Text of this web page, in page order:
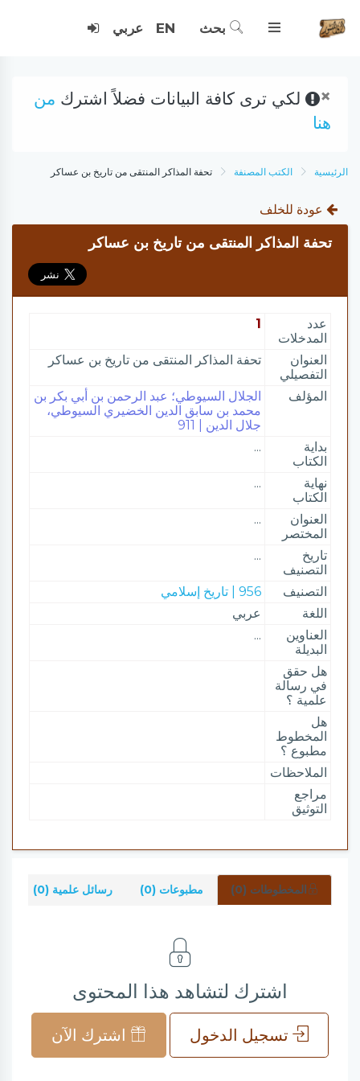
بحث EN عربي
× لكي ترى كافة البيانات فضلاً اشترك من
هنا
الرئيسية الكتب المصنفة تحفة المذاكر المنتقى من تاريخ بن عساكر
عودة للخلف
تحفة المذاكر المنتقى من تاريخ بن عساكر
عدد
المدخلات
1
العنوان
التفصيلي
تحفة المذاكر المنتقى من تاريخ بن عساكر
المؤلف
الجلال السيوطي؛ عبد الرحمن بن أبي بكر بن
محمد بن سابق الدين الخضيري السيوطي،
جلال الدين | 911
بداية
الكتاب
...
نهاية
الكتاب
...
العنوان
المختصر
...
تاريخ
التصنيف
...
التصنيف
956 | تاريخ إسلامي
اللغة
عربي
العناوين
البديلة
...
هل حقق
في رسالة
علمية ؟
هل
المخطوط
مطبوع ؟
الملاحظات
مراجع
التوثيق
المخطوطات (0) مطبوعات (0) رسائل علمية (0)
اشترك لتشاهد هذا المحتوى
تسجيل الدخول اشترك الآن